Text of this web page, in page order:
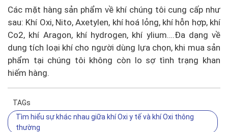
Các mặt hàng sản phẩm về khí chúng tôi cung cấp như
sau: Khí Oxi, Nito, Axetylen, khí hoá lỏng, khí hỗn hợp, khí
Co2, khí Aragon, khí hydrogen, khí ylium….Đa dạng về
dung tích loại khí cho người dùng lựa chọn, khi mua sản
phẩm tại chúng tôi không còn lo sợ tình trạng khan
hiếm hàng.
TAGs
Tìm hiểu sự khác nhau giữa khí Oxi y tế và khí Oxi thông
thường